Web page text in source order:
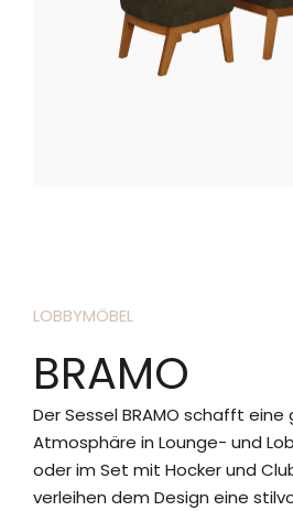
LOBBYMÖBEL
BRAMO
Der Sessel BRAMO schafft
Atmosphäre in Lounge- und
oder im Set mit Hocker und
verleihen dem Design eine